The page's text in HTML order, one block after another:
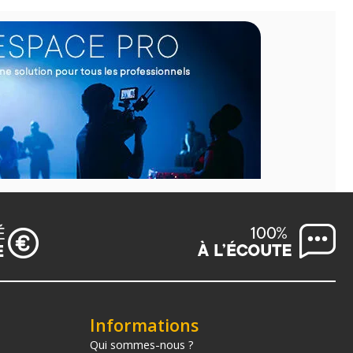
Informations
Qui sommes-nous ?